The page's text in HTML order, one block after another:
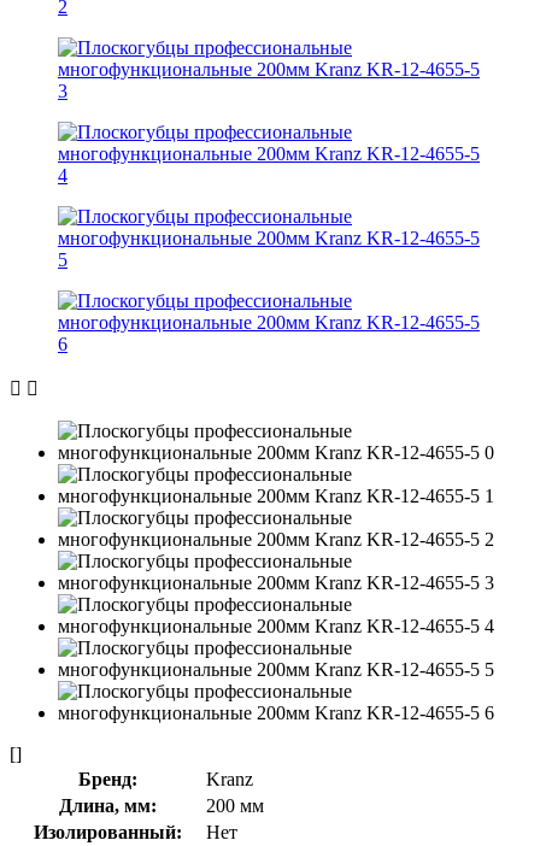
[]
Бренд:
Kranz
Длина, мм:
200 мм
Изолированный:
Нет